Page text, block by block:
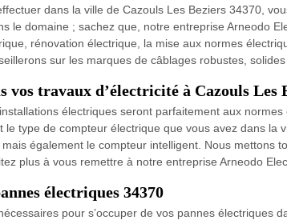
dans la ville de Cazouls Les Beziers 34370,
le domaine ; sachez que, notre entreprise Arneodo
rénovation électrique, la mise aux normes
sur les marques de câblages robustes,
travaux d’électricité à Cazouls Les
électriques seront parfaitement aux
type de compteur électrique que vous avez dans la
également le compteur intelligent. Nous mettons
plus à vous remettre à notre entreprise Arneodo
électriques 34370
pour s’occuper de vos pannes électriques